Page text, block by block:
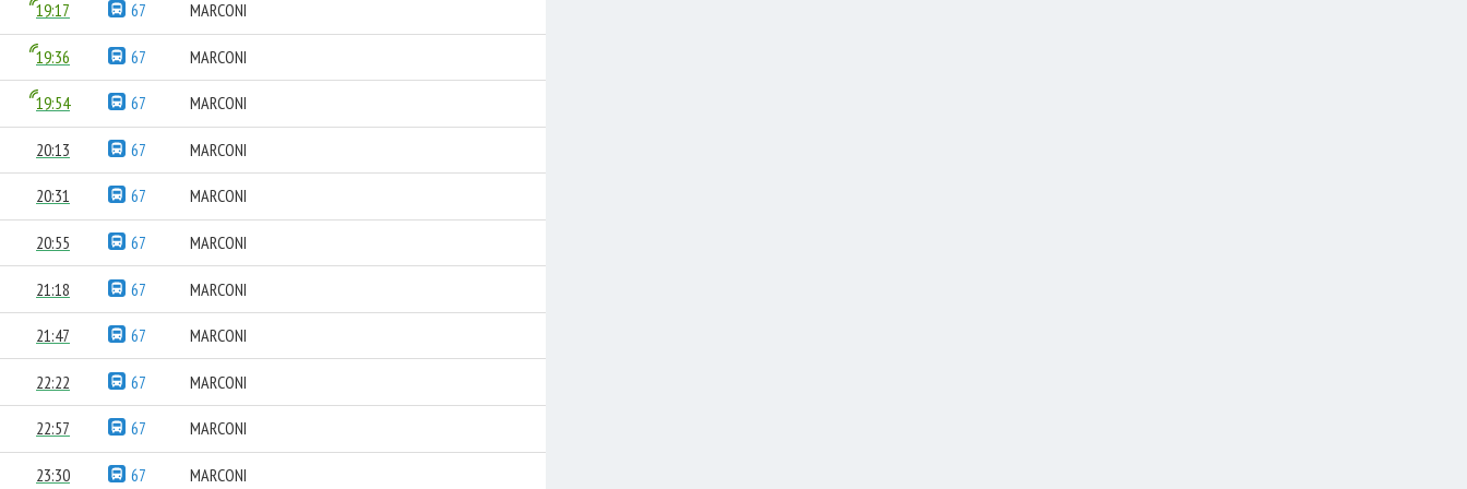
19:17 67 MARCONI
19:36 67 MARCONI
19:54 67 MARCONI
20:13 67 MARCONI
20:31 67 MARCONI
20:55 67 MARCONI
21:18 67 MARCONI
21:47 67 MARCONI
22:22 67 MARCONI
22:57 67 MARCONI
23:30 67 MARCONI